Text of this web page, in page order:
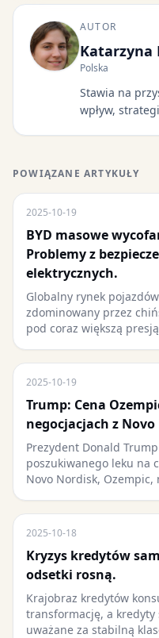
AUTOR
Katarzyna
Polska
Stawia na
wpływ,
POWIĄZANE ARTYKUŁY
2025-10-19
BYD masowe
Problemy z
elektrycznych.
Globalny rynek
zdominowany przez
pod coraz większą
2025-10-19
Trump: Cena
negocjacjach z
Prezydent Donald
poszukiwanego leku na
Novo Nordisk, Ozempic,
2025-10-18
Kryzys kredytów
odsetki rosną.
Krajobraz kredytów
transformację, a kredyty
uważane za stabilną